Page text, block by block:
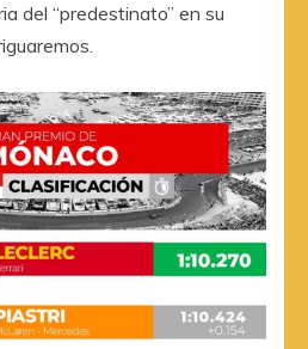
del “predestinato” en su